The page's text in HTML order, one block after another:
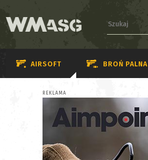
AIRSOFT BROŃ PALNA
REKLAMA